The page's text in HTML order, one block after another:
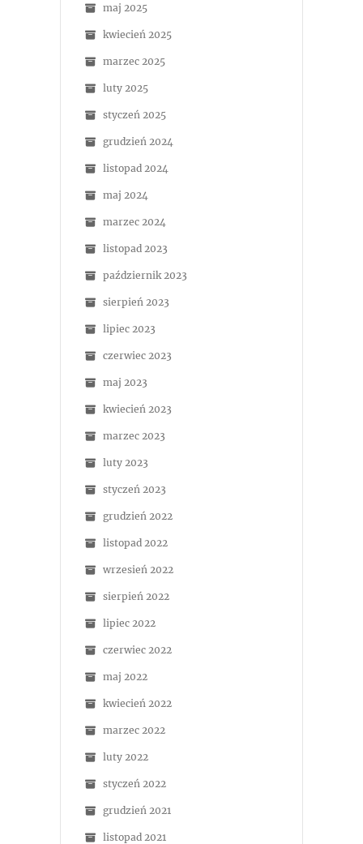
maj 2025
kwiecień 2025
marzec 2025
luty 2025
styczeń 2025
grudzień 2024
listopad 2024
maj 2024
marzec 2024
listopad 2023
październik 2023
sierpień 2023
lipiec 2023
czerwiec 2023
maj 2023
kwiecień 2023
marzec 2023
luty 2023
styczeń 2023
grudzień 2022
listopad 2022
wrzesień 2022
sierpień 2022
lipiec 2022
czerwiec 2022
maj 2022
kwiecień 2022
marzec 2022
luty 2022
styczeń 2022
grudzień 2021
listopad 2021